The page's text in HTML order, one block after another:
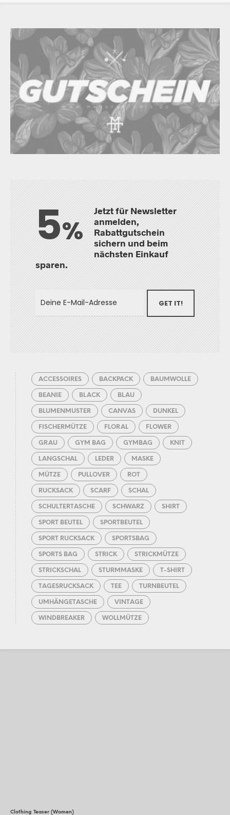
5%
Jetzt für Newsletter
anmelden,
Rabattgutschein
sichern und beim
nächsten Einkauf
sparen.
GET IT!
ACCESSOIRES BACKPACK BAUMWOLLE
BEANIE BLACK BLAU
BLUMENMUSTER CANVAS DUNKEL
FISCHERMÜTZE FLORAL FLOWER
GRAU GYM BAG GYMBAG KNIT
LANGSCHAL LEDER MASKE
MÜTZE PULLOVER ROT
RUCKSACK SCARF SCHAL
SCHULTERTASCHE SCHWARZ SHIRT
SPORT BEUTEL SPORTBEUTEL
SPORT RUCKSACK SPORTSBAG
SPORTS BAG STRICK STRICKMÜTZE
STRICKSCHAL STURMMASKE T-SHIRT
TAGESRUCKSACK TEE TURNBEUTEL
UMHÄNGETASCHE VINTAGE
WINDBREAKER WOLLMÜTZE
Clothing Teaser (Women)